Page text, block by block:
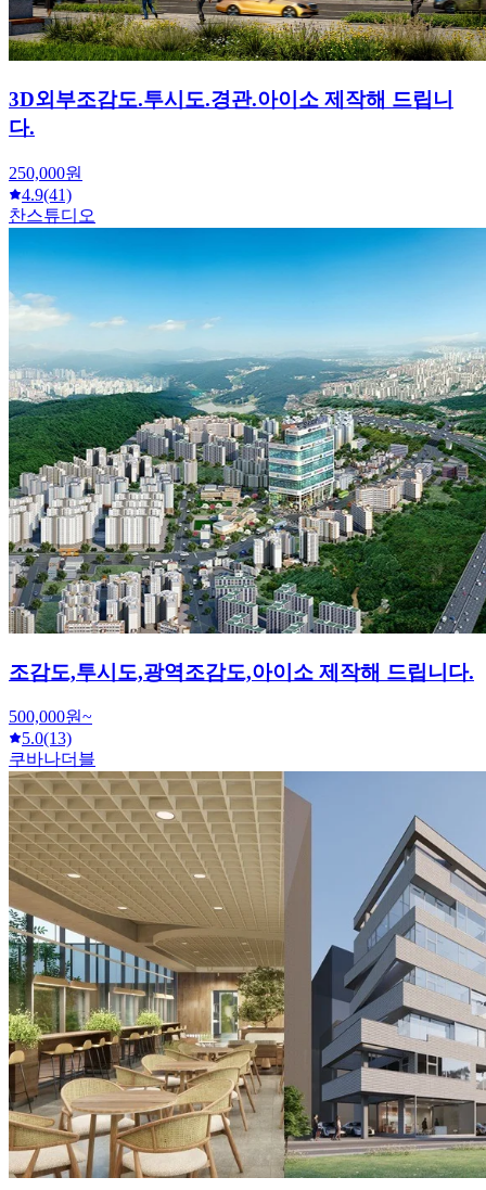
3D외부조감도.투시도.경관.아이소 제작해 드립니
다.
250,000원
4.9(41)
찬스튜디오
조감도,투시도,광역조감도,아이소 제작해 드립니다.
500,000원~
5.0(13)
쿠바나더블